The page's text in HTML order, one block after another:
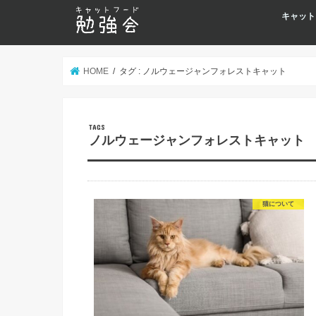
キャッ
HOME タグ : ノルウェージャンフォレストキャット
ノルウェージャンフォレストキャット
猫について